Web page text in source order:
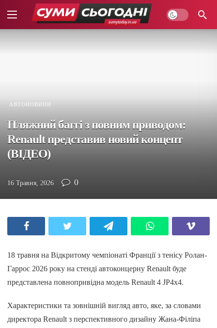
АВТОНОВИНИ
Пляжний баггі з повним приводом:
Renault представив новий концепт
(ВІДЕО)
16 Травня, 2026 0
18 травня на Відкритому чемпіонаті Франції з тенісу Ролан-
Гаррос 2026 року на стенді автоконцерну Renault буде
представлена повнопривідна модель Renault 4 JP4x4.
Характеристики та зовнішній вигляд авто, яке, за словами
директора Renault з перспективного дизайну Жана-Філіпа